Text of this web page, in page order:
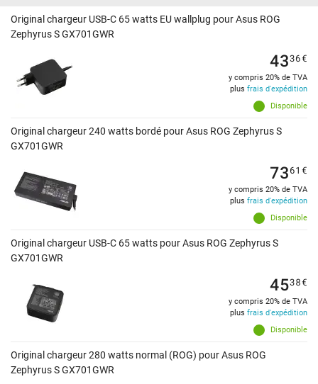
Original chargeur USB-C 65 watts EU wallplug pour Asus ROG
Zephyrus S GX701GWR
Disponible
4336€
y compris 20% de TVA
plus frais d'expédition
Original chargeur 240 watts bordé pour Asus ROG Zephyrus S
GX701GWR
Disponible
7361 €
y compris 20% de TVA
plus frais d'expédition
Original chargeur USB-C 65 watts pour Asus ROG Zephyrus S
GX701GWR
Disponible
4538€
y compris 20% de TVA
plus frais d'expédition
Original chargeur 280 watts normal (ROG) pour Asus ROG
Zephyrus S GX701GWR